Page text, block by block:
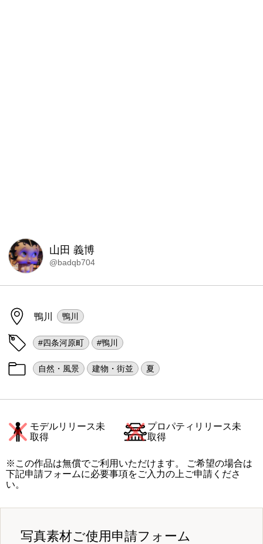
山田 義博
@badqb704
鴨川 鴨川
#四条河原町 #鴨川
自然・風景 建物・街並 夏
モデルリリース未
取得
プロパティリリース未
取得
※この作品は無償でご利用いただけます。 ご希望の場合は
下記申請フォームに必要事項をご入力の上ご申請くださ
い。
写真素材ご使用申請フォーム